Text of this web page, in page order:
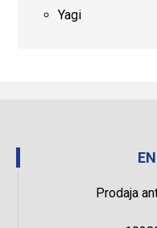
Yagi
Prodaja